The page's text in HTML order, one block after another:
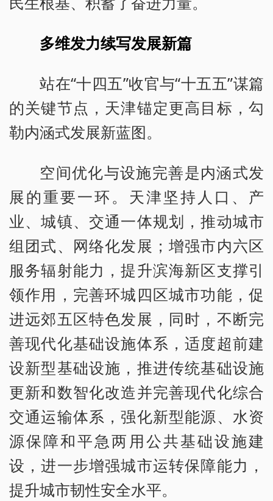
多维发力续写发展新篇
站在“十四五”收官与“十五五”谋篇
的关键节点，天津锚定更高目标，勾
勒内涵式发展新蓝图。
空间优化与设施完善是内涵式发
展的重要一环。天津坚持人口、产
业、城镇、交通一体规划，推动城市
组团式、网络化发展；增强市内六区
服务辐射能力，提升滨海新区支撑引
领作用，完善环城四区城市功能，促
进远郊五区特色发展，同时，不断完
善现代化基础设施体系，适度超前建
设新型基础设施，推进传统基础设施
更新和数智化改造并完善现代化综合
交通运输体系，强化新型能源、水资
源保障和平急两用公共基础设施建
设，进一步增强城市运转保障能力，
提升城市韧性安全水平。